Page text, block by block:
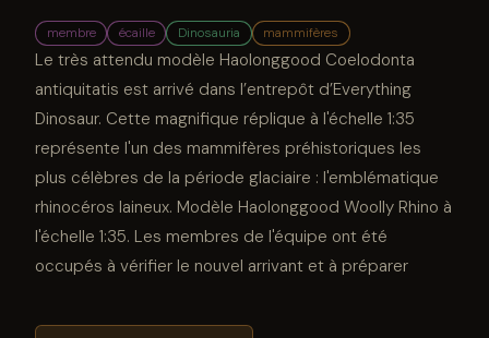
membre écaille Dinosauria mammifères
Le très attendu modèle Haolonggood Coelodonta
antiquitatis est arrivé dans l’entrepôt d’Everything
Dinosaur. Cette magnifique réplique à l'échelle 1:35
représente l'un des mammifères préhistoriques les
plus célèbres de la période glaciaire : l'emblématique
rhinocéros laineux. Modèle Haolonggood Woolly Rhino à
l'échelle 1:35. Les membres de l'équipe ont été
occupés à vérifier le nouvel arrivant et à préparer